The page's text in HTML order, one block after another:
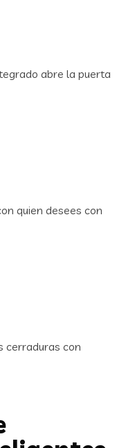
abre la puerta
quien desees con
cerraduras con